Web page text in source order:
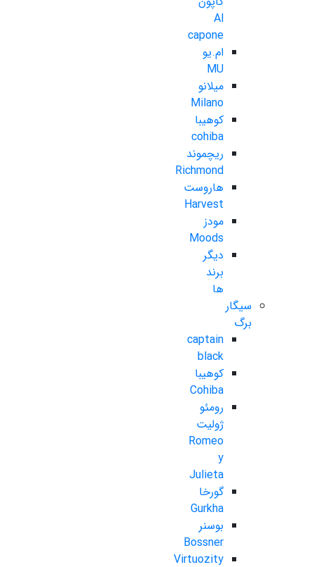
Al
capone
ام.یو
MU
میلانو
Milano
کوهیبا
cohiba
ریچموند
Richmond
هاروست
Harvest
مودز
Moods
دیگر
برند
ها
سیگار
برگ
captain
black
کوهیبا
Cohiba
رومئو
ژولیت
Romeo
y
Julieta
گورخا
Gurkha
بوسنر
Bossner
Virtuozity